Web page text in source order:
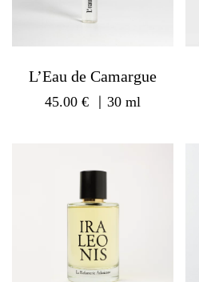
L’Eau de Camargue
45.00 € ｜30 ml